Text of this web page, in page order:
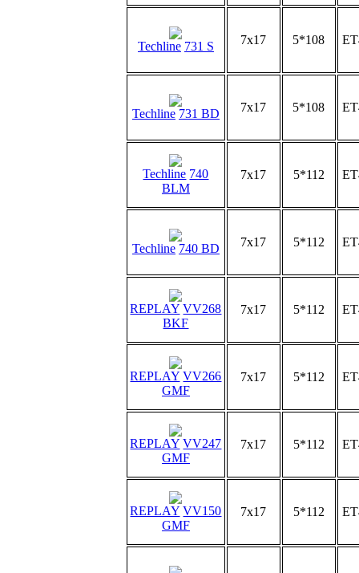
Techline 731 S 7x17 5*108
Techline 731 BD 7x17 5*108
Techline 740
BLM
7x17 5*112
Techline 740 BD 7x17 5*112
REPLAY VV268
BKF
7x17 5*112
REPLAY VV266
GMF
7x17 5*112
REPLAY VV247
GMF
7x17 5*112
REPLAY VV150
GMF
7x17 5*112